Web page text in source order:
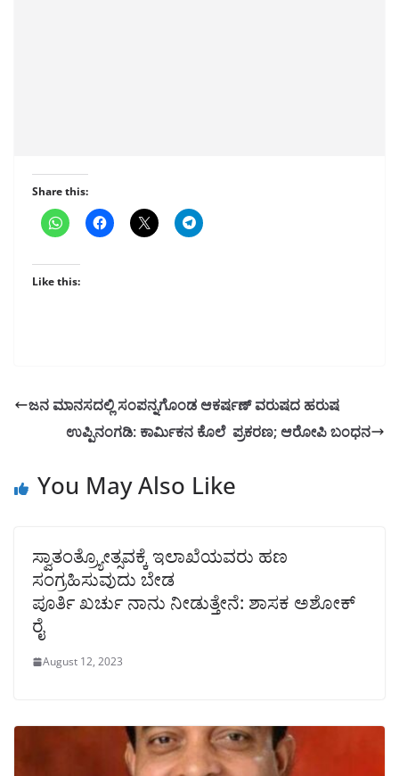
Share this:
Like this:
ಜನ ಮಾನಸದಲ್ಲಿ ಸಂಪನ್ನಗೊಂಡ ಆಕರ್ಷಣ್ ವರುಷದ ಹರುಷ
ಉಪ್ಪಿನಂಗಡಿ: ಕಾರ್ಮಿಕನ ಕೊಲೆ ಪ್ರಕರಣ; ಆರೋಪಿ ಬಂಧನ
You May Also Like
ಸ್ವಾತಂತ್ರ್ಯೋತ್ಸವಕ್ಕೆ ಇಲಾಖೆಯವರು ಹಣ
ಸಂಗ್ರಹಿಸುವುದು ಬೇಡ
ಪೂರ್ತಿ ಖರ್ಚು ನಾನು ನೀಡುತ್ತೇನೆ: ಶಾಸಕ ಅಶೋಕ್
ರೈ
August 12, 2023